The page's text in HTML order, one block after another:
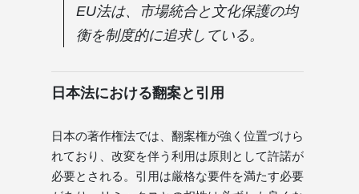
EU法は、市場統合と文化保護の均
衡を制度的に追求している。
日本法における翻案と引用
日本の著作権法では、翻案権が強く位置づけら
れており、改変を伴う利用は原則として許諾が
必要とされる。引用は厳格な要件を満たす必要